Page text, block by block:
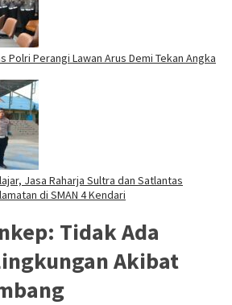
Polri Perangi Lawan Arus Demi Tekan Angka
Jasa Raharja Sultra dan Satlantas
di SMAN 4 Kendari
Tidak Ada
Akibat